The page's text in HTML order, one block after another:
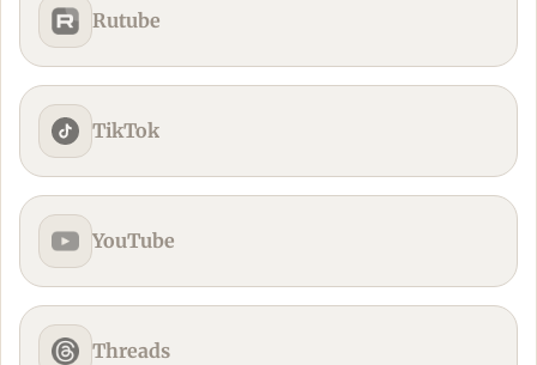
Rutube
TikTok
YouTube
Threads